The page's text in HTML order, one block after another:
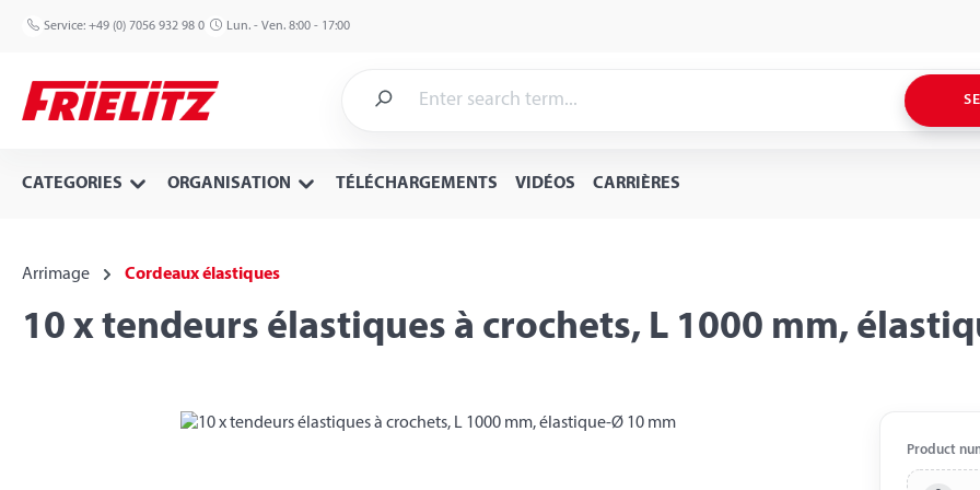
to main content
Skip to search
Skip to main navigation
Service: +49 (0) 7056 932 98 0 Lun. - Ven. 8:00 - 17:00
CATEGORIES ORGANISATION TÉLÉCHARGEMENTS VIDÉOS CARRIÈRES
Arrimage Cordeaux élastiques
10 x tendeurs élastiques à crochets, L 1000 mm,
Product